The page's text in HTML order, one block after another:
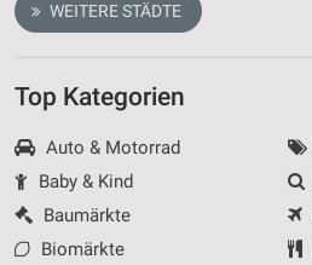
WEITERE STÄDTE
Top Kategorien
Auto & Motorrad
Baby & Kind
Baumärkte
Biomärkte